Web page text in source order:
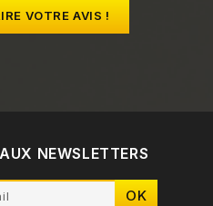
VOTRE AVIS !
NEWSLETTERS